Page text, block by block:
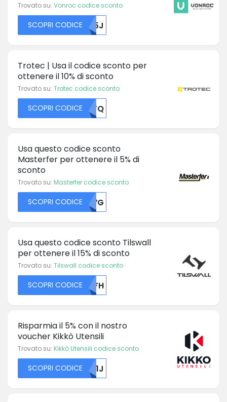
Trovato su: Vonroc codice sconto
SCOPRI CODICE R05J
Trotec | Usa il codice sconto per
ottenere il 10% di sconto
Trovato su: Trotec codice sconto
SCOPRI CODICEMDFQ
Usa questo codice sconto
Masterfer per ottenere il 5% di
sconto
Trovato su: Masterfer codice sconto
SCOPRI CODICEUKVG
Usa questo codice sconto Tilswall
per ottenere il 15% di sconto
Trovato su: Tilswall codice sconto
SCOPRI CODICE NTFH
Risparmia il 5% con il nostro
voucher Kikkò Utensili
Trovato su: Kikkò Utensili codice sconto
SCOPRI CODICE NU1J